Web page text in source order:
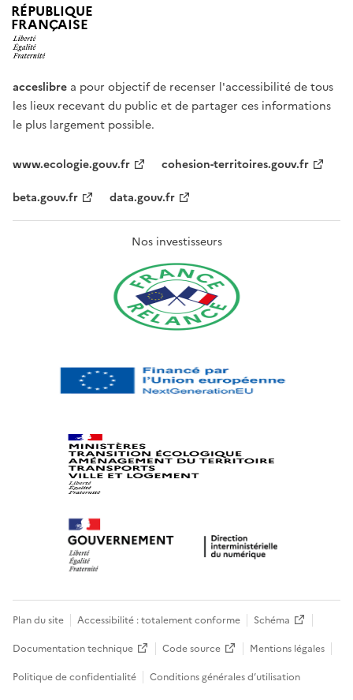
RÉPUBLIQUE
FRANÇAISE
acceslibre a pour objectif de recenser l'accessibilité de tous
les lieux recevant du public et de partager ces informations
le plus largement possible.
www.ecologie.gouv.fr
cohesion-territoires.gouv.fr
beta.gouv.fr
data.gouv.fr
Nos investisseurs
Plan du site Accessibilité : totalement conforme
Schéma
Documentation technique
Code source
Mentions légales
Politique de confidentialité
Conditions générales d’utilisation